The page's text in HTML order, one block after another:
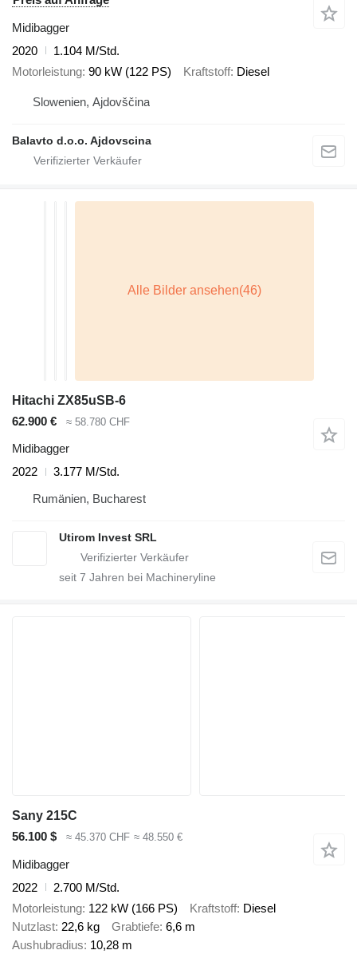
Midibagger
2020
1.104 M/Std.
Motorleistung 90 kW (122 PS) Kraftstoff Diesel
Slowenien, Ajdovščina
Balavto d.o.o. Ajdovscina
Hitachi ZX85uSB-6
62.900 €
≈ 58.780 CHF
Midibagger
2022
3.177 M/Std.
Rumänien, Bucharest
Utirom Invest SRL
seit 7 Jahren bei Machineryline
Sany 215C
56.100 $
≈ 45.370 CHF ≈ 48.550 €
Midibagger
2022
2.700 M/Std.
Motorleistung 122 kW (166 PS) Kraftstoff Diesel
Nutzlast 22,6 kg Grabtiefe 6,6 m
Aushubradius 10,28 m